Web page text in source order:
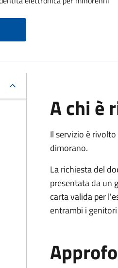
A chi è
Il servizio è
dimorano.
La richiesta del
presentata da un
carta valida per
entrambi i